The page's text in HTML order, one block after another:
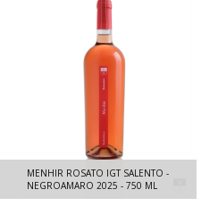
MENHIR ROSATO IGT SALENTO -
NEGROAMARO 2025 - 750 ML